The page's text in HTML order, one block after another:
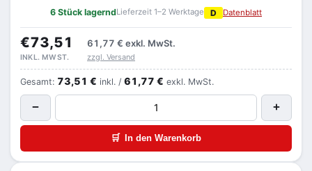
6 Stück lagerndLieferzeit 1–2 Werktage D Datenblatt
€73,51 61,77 € exkl. MwSt.
INKL. MWST. zzgl. Versand
Gesamt: 73,51 € inkl. / 61,77 € exkl. MwSt.
− +
🛒 In den Warenkorb